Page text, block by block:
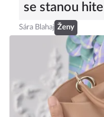
se stanou
Sára Blahaj Ženy